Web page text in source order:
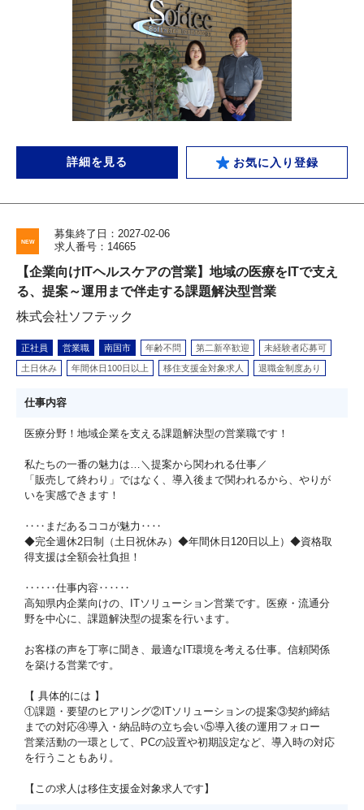
詳細を見る お気に入り登録
募集終了日：2027-02-06
求人番号：14665
【企業向けITヘルスケアの営業】地域の医療をITで支え
る、提案～運用まで伴走する課題解決型営業
株式会社ソフテック
正社員 営業職 南国市 年齢不問 第二新卒歓迎 未経験者応募可
土日休み 年間休日100日以上 移住支援金対象求人 退職金制度あり
仕事内容
医療分野！地域企業を支える課題解決型の営業職です！
私たちの一番の魅力は…＼提案から関われる仕事／
「販売して終わり」ではなく、導入後まで関われるから、やりが
いを実感できます！
‥‥まだあるココが魅力‥‥
◆完全週休2日制（土日祝休み）◆年間休日120日以上）◆資格取
得支援は全額会社負担！
‥‥‥仕事内容‥‥‥
高知県内企業向けの、ITソリューション営業です。医療・流通分
野を中心に、課題解決型の提案を行います。
お客様の声を丁寧に聞き、最適なIT環境を考える仕事。信頼関係
を築ける営業です。
【 具体的には 】
①課題・要望のヒアリング②ITソリューションの提案③契約締結
までの対応④導入・納品時の立ち会い⑤導入後の運用フォロー
営業活動の一環として、PCの設置や初期設定など、導入時の対応
を行うこともあり。
【この求人は移住支援金対象求人です】